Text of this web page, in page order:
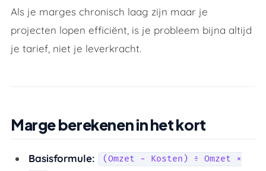
Als je marges chronisch laag zijn maar je
projecten lopen efficiënt, is je probleem bijna altijd
je tarief, niet je leverkracht.
Marge berekenen in het kort
Basisformule:
(Omzet − Kosten) ÷ Omzet ×